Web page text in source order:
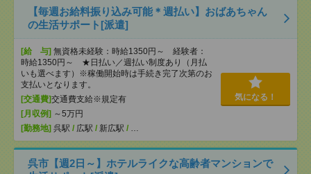
【毎週お給料振り込み可能＊週払い】おばあちゃん
の生活サポート[派遣]
[給 与] 無資格未経験：時給1350円～ 経験者：
時給1350円～ ★日払い／週払い制度あり（月払
いも選べます）※稼働開始時は手続き完了次第のお
支払いとなります。
[交通費]交通費支給※規定有
[月収例] ～5万円
[勤務地] 呉駅 / 広駅 / 新広駅 / …
気になる！
呉市【週2日～】ホテルライクな高齢者マンションで